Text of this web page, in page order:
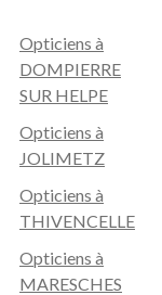
Opticiens à
DOMPIERRE
SUR HELPE
Opticiens à
JOLIMETZ
Opticiens à
THIVENCELLE
Opticiens à
MARESCHES